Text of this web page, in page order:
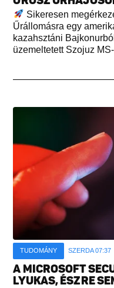
Sikeresen
Űrállomásra egy
kazahsztáni
üzemeltetett Szojuz
TUDOMÁNY SZERDA 07:37
A MICROSOFT
LYUKAS, ÉSZRE